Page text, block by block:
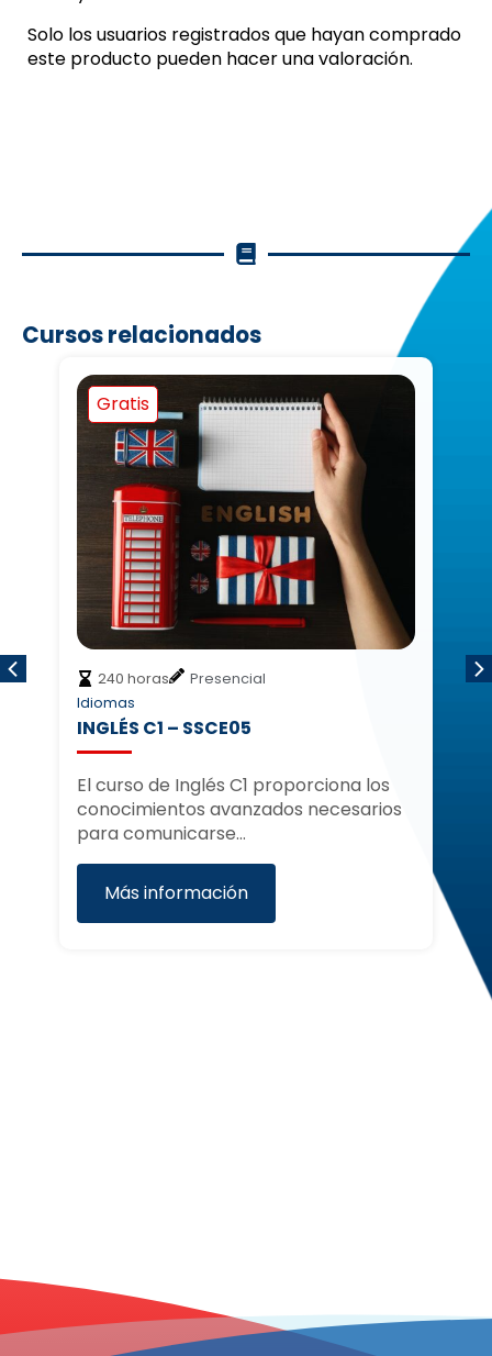
Solo los usuarios registrados que hayan comprado
este producto pueden hacer una valoración.
Cursos relacionados
C1 proporciona los
necesarios
Gratis
Teleformación
El curso de Alemán A2
conocimientos